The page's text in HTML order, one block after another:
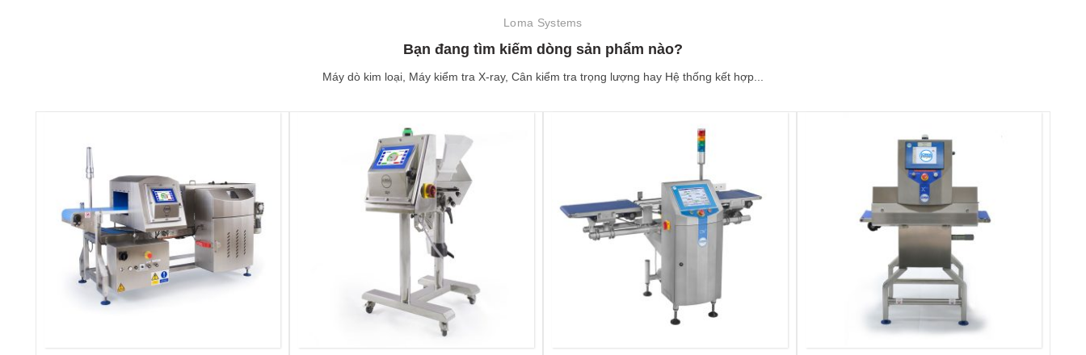
Loma Systems
Bạn đang tìm kiếm dòng sản phẩm nào?
Máy dò kim loại, Máy kiểm tra X-ray, Cân kiểm tra trọng lượng hay Hệ thống kết hợp...